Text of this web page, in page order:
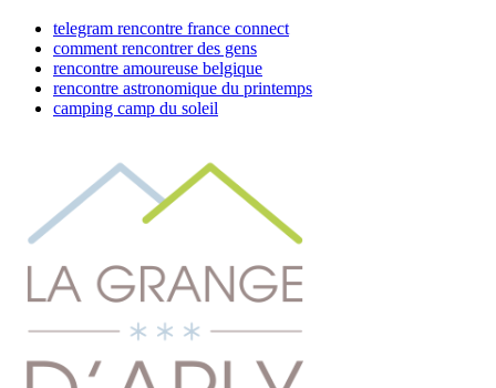
telegram rencontre france connect
comment rencontrer des gens
rencontre amoureuse belgique
rencontre astronomique du printemps
camping camp du soleil